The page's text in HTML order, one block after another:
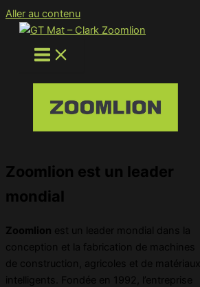
Aller au contenu
Zoomlion est un leader
mondial
Zoomlion est un leader mondial dans la
conception et la fabrication de machines
de construction, agricoles et de matériaux
intelligents. Fondée en 1992, l’entreprise